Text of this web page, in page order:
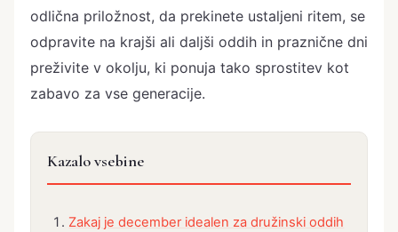
odlična priložnost, da prekinete ustaljeni ritem, se
odpravite na krajši ali daljši oddih in praznične dni
preživite v okolju, ki ponuja tako sprostitev kot
zabavo za vse generacije.
Kazalo vsebine
Zakaj je december idealen za družinski oddih